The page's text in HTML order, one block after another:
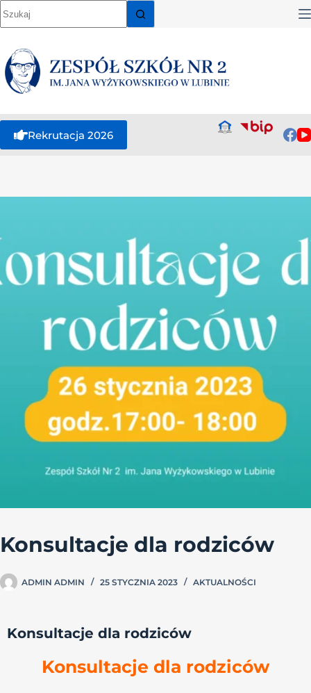
Rekrutacja 2026
Konsultacje dla rodziców
ADMIN ADMIN 25 STYCZNIA 2023 AKTUALNOŚCI
Konsultacje dla rodziców
Konsultacje dla rodziców